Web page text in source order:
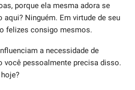
porque ela mesma adora se
Ninguém. Em virtude de seu
felizes consigo mesmos.
a necessidade de
você pessoalmente precisa disso.